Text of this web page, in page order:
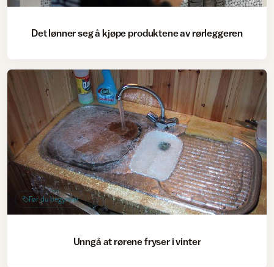
Det lønner seg å kjøpe produktene av rørleggeren
Før du begynner
Unngå at rørene fryser i vinter